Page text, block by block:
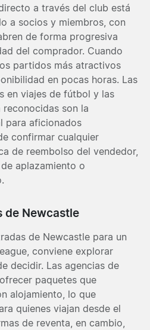
a través del club está
a socios y miembros, con
de forma progresiva
del comprador. Cuando
partidos más atractivos
en pocas horas. Las
en viajes de fútbol y las
son la
para aficionados
confirmar cualquier
de reembolso del vendedor,
aplazamiento o
de Newcastle
de Newcastle para un
conviene explorar
decidir. Las agencias de
paquetes que
alojamiento, lo que
quienes viajan desde el
de reventa, en cambio,